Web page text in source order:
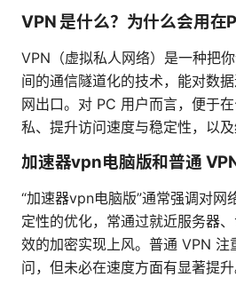
VPN 是什么？为什么会用在
VPN（虚拟私人网络）是一种把
间的通信隧道化的技术，能对数
网出口。对 PC 用户而言，便于
私、提升访问速度与稳定性，以及
加速器vpn电脑版和普通
“加速器vpn电脑版”通常强调对网
定性的优化，常通过就近服务器
效的加密实现上风。普通 VPN 注
问，但未必在速度方面有显著提升